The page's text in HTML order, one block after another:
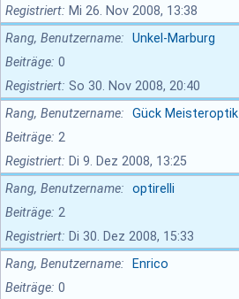
Registriert
Mi 26. Nov 2008, 13:38
Rang, Benutzername
Unkel-Marburg
Beiträge 0
Registriert So 30. Nov 2008, 20:40
Rang, Benutzername
Gück Meisteroptik
Beiträge 2
Registriert
Di 9. Dez 2008, 13:25
Rang, Benutzername
optirelli
Beiträge 2
Registriert
Di 30. Dez 2008, 15:33
Rang, Benutzername
Enrico
Beiträge 0